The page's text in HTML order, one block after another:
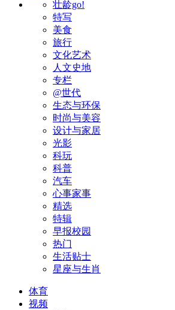
壮龄go!
特写
美食
旅行
文化艺术
人文史地
专栏
@世代
生态与环保
时尚与美容
设计与家居
光影
科玩
科普
汽车
心事家事
精选
特辑
早报校园
热门
生活贴士
星座与生肖
体育
视频